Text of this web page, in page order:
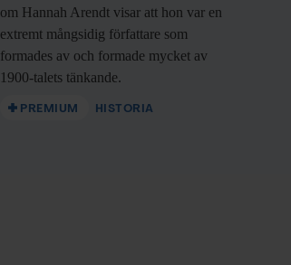
om Hannah Arendt visar att hon var en
extremt mångsidig författare som
formades av och formade mycket av
1900-talets tänkande.
PREMIUM HISTORIA